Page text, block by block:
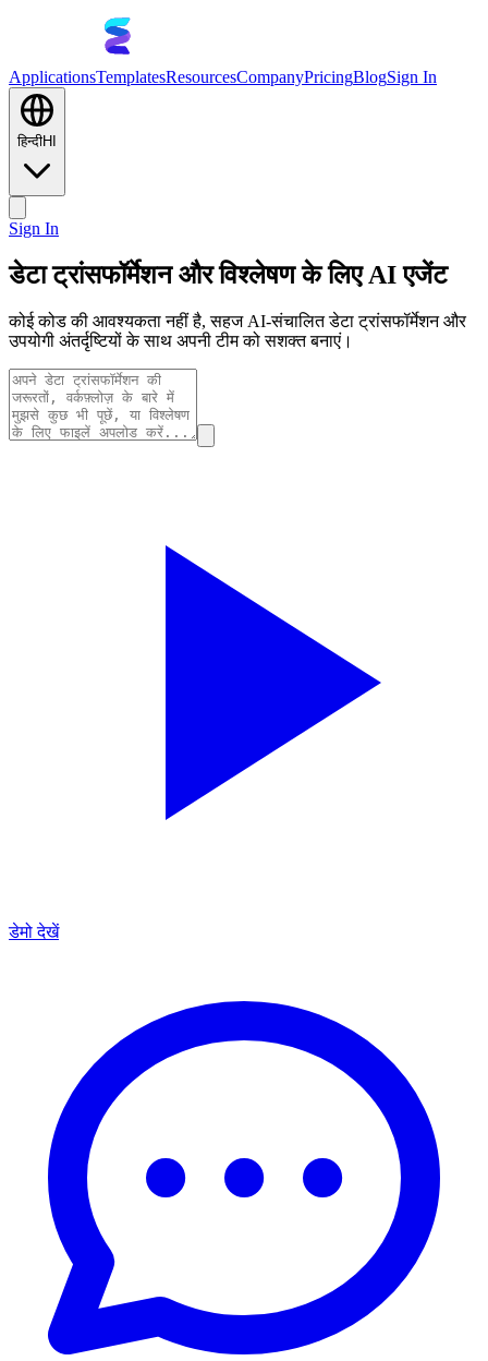
ApplicationsTemplatesResourcesCompanyPricingBlogSign In
हिन्दीHI
Sign In
डेटा ट्रांसफॉर्मेशन और विश्लेषण के लिए AI एजेंट
कोई कोड की आवश्यकता नहीं है, सहज AI-संचालित डेटा ट्रांसफॉर्मेशन और
उपयोगी अंतर्दृष्टियों के साथ अपनी टीम को सशक्त बनाएं।
डेमो देखें